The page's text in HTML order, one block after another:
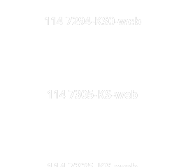
114 7294-KS0-web
114 7305-KS-web